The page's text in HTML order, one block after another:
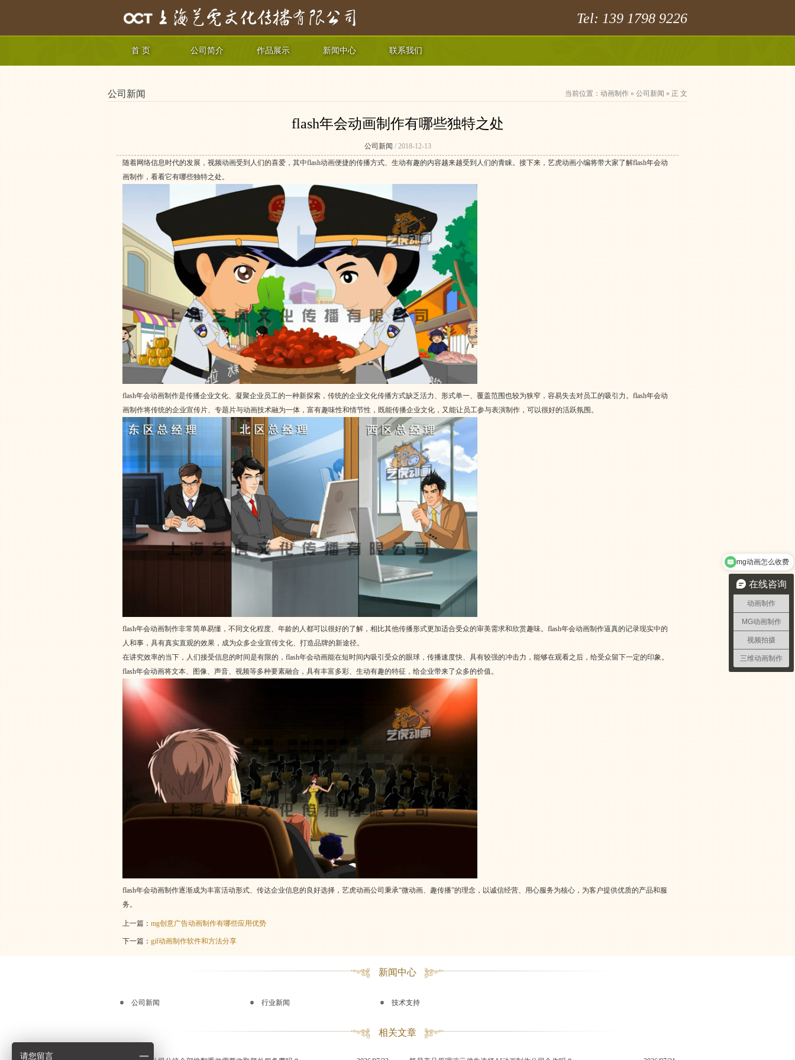
Tel: 139 1798 9226
首 页 公司简介 作品展示 新闻中心 联系我们
当前位置：动画制作»公司新闻» 正 文
公司新闻
flash年会动画制作有哪些独特之处
公司新闻/ 2018-12-13
随着网络信息时代的发展，视频动画受到人们的喜爱，其中flash动画便捷的传播方式、生动有趣的内容越来越受到人们的青睐。接下来，艺虎动画小编将带大家了解flash年会动
画制作，看看它有哪些独特之处。
flash年会动画制作是传播企业文化、凝聚企业员工的一种新探索，传统的企业文化传播方式缺乏活力、形式单一、覆盖范围也较为狭窄，容易失去对员工的吸引力。flash年会动
画制作将传统的企业宣传片、专题片与动画技术融为一体，富有趣味性和情节性，既能传播企业文化，又能让员工参与表演制作，可以很好的活跃氛围。
flash年会动画制作非常简单易懂，不同文化程度、年龄的人都可以很好的了解，相比其他传播形式更加适合受众的审美需求和欣赏趣味。flash年会动画制作逼真的记录现实中的
人和事，具有真实直观的效果，成为众多企业宣传文化、打造品牌的新途径。
在讲究效率的当下，人们接受信息的时间是有限的，flash年会动画能在短时间内吸引受众的眼球，传播速度快、具有较强的冲击力，能够在观看之后，给受众留下一定的印象。
flash年会动画将文本、图像、声音、视频等多种要素融合，具有丰富多彩、生动有趣的特征，给企业带来了众多的价值。
flash年会动画制作逐渐成为丰富活动形式、传达企业信息的良好选择，艺虎动画公司秉承“微动画、趣传播”的理念，以诚信经营、用心服务为核心，为客户提供优质的产品和服
务。
上一篇：mg创意广告动画制作有哪些应用优势
下一篇：gif动画制作软件和方法分享
新闻中心
公司新闻 行业新闻 技术支持
相关文章
在线咨询
动画制作
MG动画制作
视频拍摄
三维动画制作
mg动画怎么收费
请您留言